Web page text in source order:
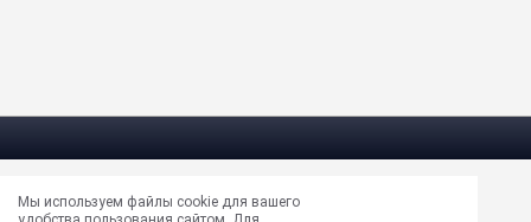
Электрическая почта —masun@unews.pro
Мы используем файлы cookie для вашего